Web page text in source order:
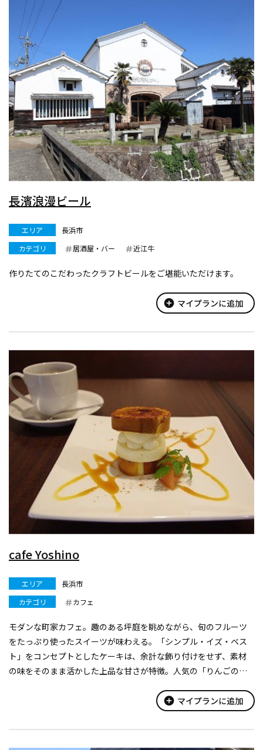
長濱浪漫ビール
エリア
長浜市
カテゴリ
居酒屋・バー 近江牛
作りたてのこだわったクラフトビールをご堪能いただけます。
add_circle マイプランに追加
cafe Yoshino
エリア
長浜市
カテゴリ
カフェ
モダンな町家カフェ。趣のある坪庭を眺めながら、旬のフルーツ
をたっぷり使ったスイーツが味わえる。「シンプル・イズ・ベス
ト」をコンセプトとしたケーキは、余計な飾り付けをせず、素材
の味をそのまま活かした上品な甘さが特徴。人気の「りんごのチ
add_circle マイプランに追加